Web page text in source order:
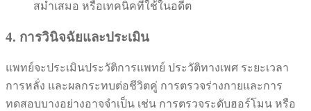
สม่ำเสมอ หรือเทคนิคที่ใช้ในอดีต
4. การวินิจฉัยและประเมิน
แพทย์จะประเมินประวัติการแพทย์ ประวัติทางเพศ ระยะเวลา
การหลั่ง และผลกระทบต่อชีวิตคู่ การตรวจร่างกายและการ
ทดสอบบางอย่างอาจจำเป็น เช่น การตรวจระดับฮอร์โมน หรือ